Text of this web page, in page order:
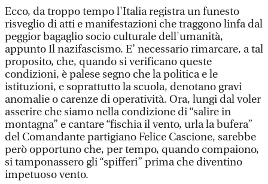
Ecco, da troppo tempo l'Italia registra un funesto
risveglio di atti e manifestazioni che traggono linfa dal
peggior bagaglio socio culturale dell'umanità,
appunto Il nazifascismo. E’ necessario rimarcare, a tal
proposito, che, quando si verificano queste
condizioni, è palese segno che la politica e le
istituzioni, e soprattutto la scuola, denotano gravi
anomalie o carenze di operatività. Ora, lungi dal voler
asserire che siamo nella condizione di “salire in
montagna” e cantare “fischia il vento, urla la bufera”
del Comandante partigiano Felice Cascione, sarebbe
però opportuno che, per tempo, quando compaiono,
si tamponassero gli “spifferi” prima che diventino
impetuoso vento.